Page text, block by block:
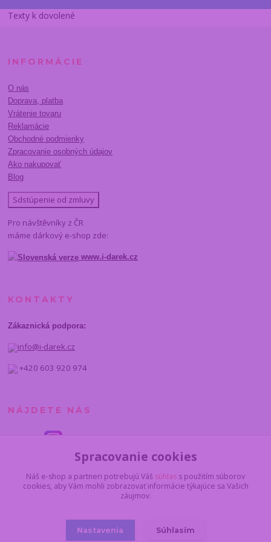
Texty k dovolené
INFORMÁCIE
O nás
Doprava, platba
Vrátenie tovaru
Reklamácie
Obchodné podmienky
Zpracovanie osobných údajov
Ako nakupovať
Blog
Sdstúpenie od zmluvy
Pro návštěvníky z ČR
máme dárkový e-shop zde:
www.i-darek.cz
KONTAKTY
Zákaznická podpora:
info@i-darek.cz
+420 603 920 974
NÁJDETE NÁS
Spracovanie cookies
Náš e-shop a partneri potrebujú Váš súhlas s použitím súborov
cookies, aby Vám mohli zobrazovať informácie týkajúce sa Vašich
záujmov.
Nastavenia Súhlasím